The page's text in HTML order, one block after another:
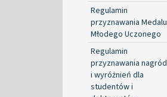
Regulamin
przyznawania Medalu
Młodego Uczonego
Regulamin
przyznawania nagród
i wyróżnień dla
studentów i